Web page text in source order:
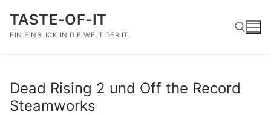
Inhalt
springen
TASTE-OF-IT
EIN EINBLICK IN DIE WELT DER IT.
Dead Rising 2 und Off the Record
Steamworks